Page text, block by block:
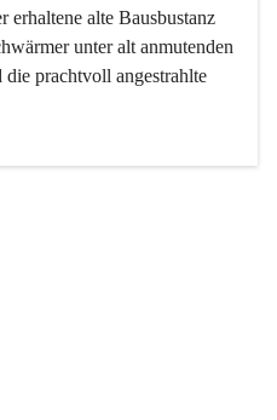
erhaltene alte Bausbustanz
unter alt anmutenden
prachtvoll angestrahlte
mehr, ist aber integrativer